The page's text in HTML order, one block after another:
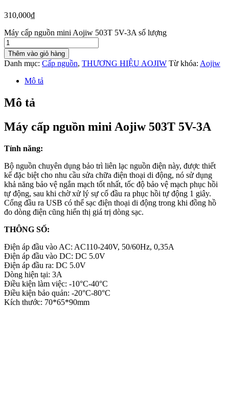
310,000₫
Máy cấp nguồn mini Aojiw 503T 5V-3A số lượng
Thêm vào giỏ hàng
Danh mục: Cấp nguồn, THƯƠNG HIỆU AOJIW Từ khóa: Aojiw
Mô tả
Mô tả
Máy cấp nguồn mini Aojiw 503T 5V-3A
Tính năng:
Bộ nguồn chuyên dụng bảo trì liên lạc nguồn điện này, được thiết
kế đặc biệt cho nhu cầu sửa chữa điện thoại di động, nó sử dụng
khả năng bảo vệ ngắn mạch tốt nhất, tốc độ bảo vệ mạch phục hồi
tự động, sau khi chờ xử lý sự cố đầu ra phục hồi tự động 1 giây.
Cổng đầu ra USB có thể sạc điện thoại di động trong khi đồng hồ
đo dòng điện cũng hiển thị giá trị dòng sạc.
THÔNG SỐ:
Điện áp đầu vào AC: AC110-240V, 50/60Hz, 0,35A
Điện áp đầu vào DC: DC 5.0V
Điện áp đầu ra: DC 5.0V
Dòng hiện tại: 3A
Điều kiện làm việc: -10°C-40°C
Điều kiện bảo quản: -20°C-80°C
Kích thước: 70*65*90mm